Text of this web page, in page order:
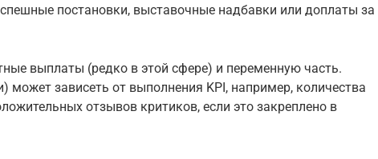
постановки, выставочные надбавки или доплаты за
выплаты (редко в этой сфере) и переменную часть.
может зависеть от выполнения KPI, например, количества
отзывов критиков, если это закреплено в